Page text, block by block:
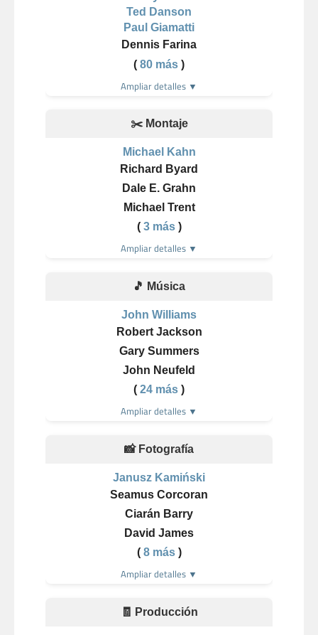
Ted Danson
Paul Giamatti
Dennis Farina
( 80 más )
Ampliar detalles ▼
✂️ Montaje
Michael Kahn
Richard Byard
Dale E. Grahn
Michael Trent
( 3 más)
Ampliar detalles ▼
🎵 Música
John Williams
Robert Jackson
Gary Summers
John Neufeld
( 24 más )
Ampliar detalles ▼
📸 Fotografía
Janusz Kamiński
Seamus Corcoran
Ciarán Barry
David James
( 8 más)
Ampliar detalles ▼
🧾 Producción